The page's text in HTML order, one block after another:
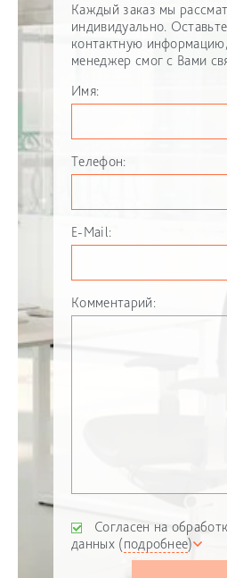
Каждый заказ мы
индивидуально.
контактную
менеджер смог с Вами
Имя:
Телефон:
E-Mail:
Комментарий:
Согласен на
данных (подробнее)